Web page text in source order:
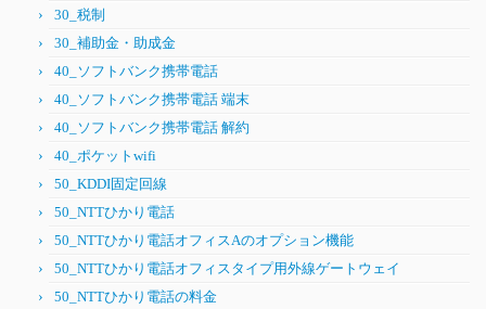
30_税制
30_補助金・助成金
40_ソフトバンク携帯電話
40_ソフトバンク携帯電話 端末
40_ソフトバンク携帯電話 解約
40_ポケットwifi
50_KDDI固定回線
50_NTTひかり電話
50_NTTひかり電話オフィスAのオプション機能
50_NTTひかり電話オフィスタイプ用外線ゲートウェイ
50_NTTひかり電話の料金